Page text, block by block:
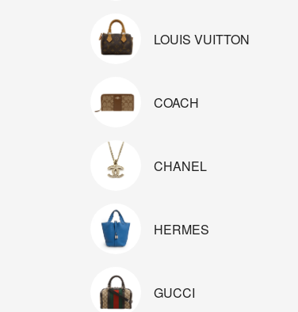
LOUIS VUITTON
COACH
CHANEL
HERMES
GUCCI